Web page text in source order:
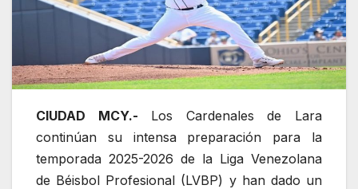
CIUDAD MCY.- Los Cardenales de Lara
continúan su intensa preparación para la
temporada 2025-2026 de la Liga Venezolana
de Béisbol Profesional (LVBP) y han dado un